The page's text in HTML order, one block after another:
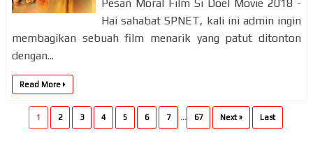
Pesan Moral Film Si Doel Movie 2018 -
Hai sahabat SPNET, kali ini admin ingin
membagikan sebuah film menarik yang patut ditonton
dengan...
Read More
1 2 3 4 5 6 7 ... 67 Next » Last